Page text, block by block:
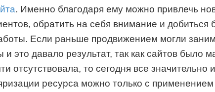
. Именно благодаря ему можно привлечь
обратить на себя внимание и добиться
Если раньше продвижением могли
и это давало результат, так как сайтов было
отсутствовала, то сегодня все значительно
ресурса можно только с применением